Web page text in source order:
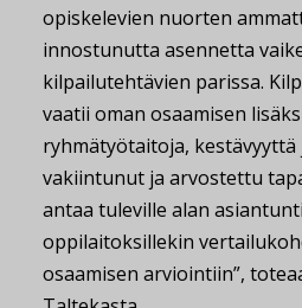
opiskelevien nuorten
innostunutta asennetta
kilpailutehtävien parissa.
vaatii oman osaamisen
ryhmätyötaitoja, kestävyyttä
vakiintunut ja arvostettu
antaa tuleville alan
oppilaitoksillekin
osaamisen arviointiin”,